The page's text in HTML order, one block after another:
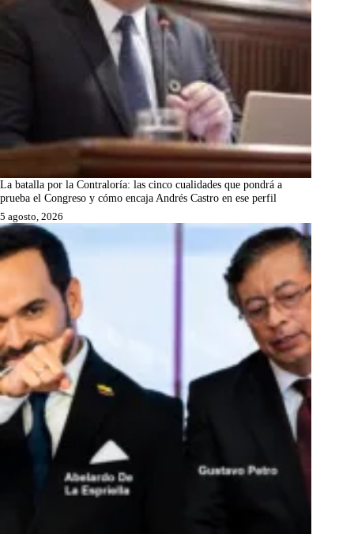
La batalla por la Contraloría: las cinco cualidades que pondrá a
prueba el Congreso y cómo encaja Andrés Castro en ese perfil
5 agosto, 2026